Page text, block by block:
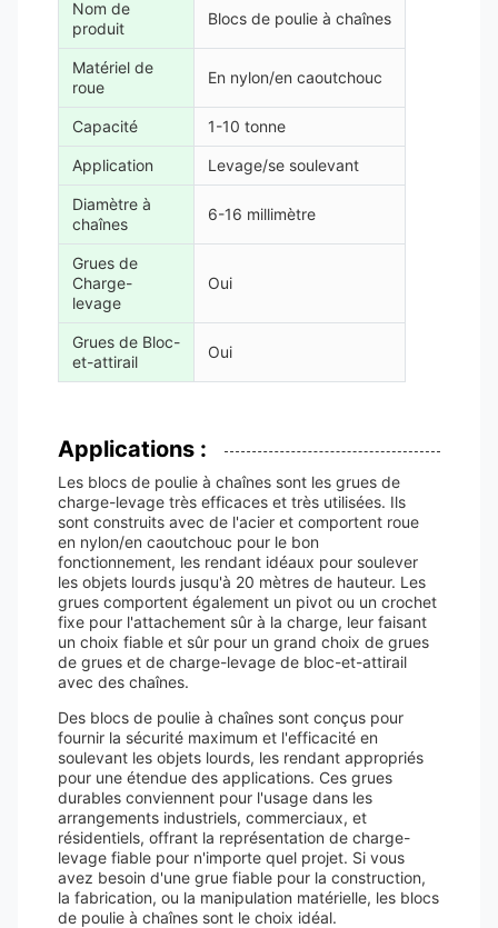
Nom de
produit
Blocs de poulie à chaînes
Matériel de
roue
En nylon/en caoutchouc
Capacité 1-10 tonne
Application Levage/se soulevant
Diamètre à
chaînes
6-16 millimètre
Grues de
Charge-
levage
Oui
Grues de Bloc-
et-attirail
Oui
Applications :
Les blocs de poulie à chaînes sont les grues de
charge-levage très efficaces et très utilisées. Ils
sont construits avec de l'acier et comportent roue
en nylon/en caoutchouc pour le bon
fonctionnement, les rendant idéaux pour soulever
les objets lourds jusqu'à 20 mètres de hauteur. Les
grues comportent également un pivot ou un crochet
fixe pour l'attachement sûr à la charge, leur faisant
un choix fiable et sûr pour un grand choix de grues
de grues et de charge-levage de bloc-et-attirail
avec des chaînes.
Des blocs de poulie à chaînes sont conçus pour
fournir la sécurité maximum et l'efficacité en
soulevant les objets lourds, les rendant appropriés
pour une étendue des applications. Ces grues
durables conviennent pour l'usage dans les
arrangements industriels, commerciaux, et
résidentiels, offrant la représentation de charge-
levage fiable pour n'importe quel projet. Si vous
avez besoin d'une grue fiable pour la construction,
la fabrication, ou la manipulation matérielle, les blocs
de poulie à chaînes sont le choix idéal.